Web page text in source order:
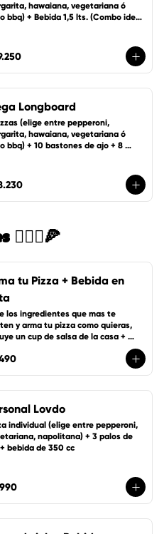
hawaiana, vegetariana ó
bbq) + Bebida 1,5 lts. (Combo ideal
Longboard
(elige entre pepperoni,
hawaiana, vegetariana ó
bbq) + 10 bastones de ajo + 8
🙋🏻‍♀️🍕
tu Pizza + Bebida en
los ingredientes que mas te
y arma tu pizza como quieras,
un cup de salsa de la casa +
Lovdo
individual (elige entre pepperoni,
napolitana) + 3 palos de
bebida de 350 cc